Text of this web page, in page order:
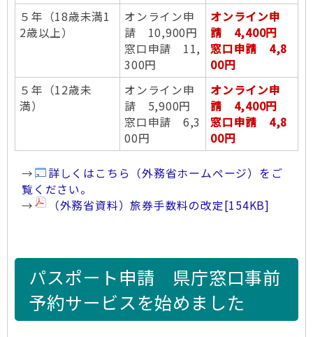
５年（18歳未満1
2歳以上）
オンライン申
請 10,900円
窓口申請 11,
300円
オンライン申
請 4,400円
窓口申請 4,8
00円
５年（12歳未
満）
オンライン申
請 5,900円
窓口申請 6,3
00円
オンライン申
請 4,400円
窓口申請 4,8
00円
→
詳しくはこちら（外務省ホームページ）をご
覧ください。
→
（外務省資料）旅券手数料の改定[154KB]
パスポート申請 県庁窓口事前
予約サービスを始めました